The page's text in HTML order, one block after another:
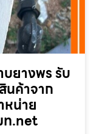
บยางพร รับ
นค้าจาก
หน่าย
ท.net